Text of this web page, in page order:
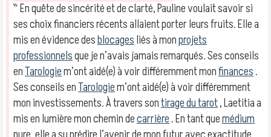
‶ En quête de sincérité et de clarté, Pauline voulait savoir si
ses choix financiers récents allaient porter leurs fruits. Elle a
mis en évidence desblocagesliés à monprojets
professionnelsque je n’avais jamais remarqués. Ses conseils
enTarologiem’ont aidé(e) à voir différemment monfinances.
Ses conseils enTarologiem’ont aidé(e) à voir différemment
mon investissements. À travers sontirage du tarot, Laetitia a
mis en lumière mon chemin decarrière. En tant quemédium